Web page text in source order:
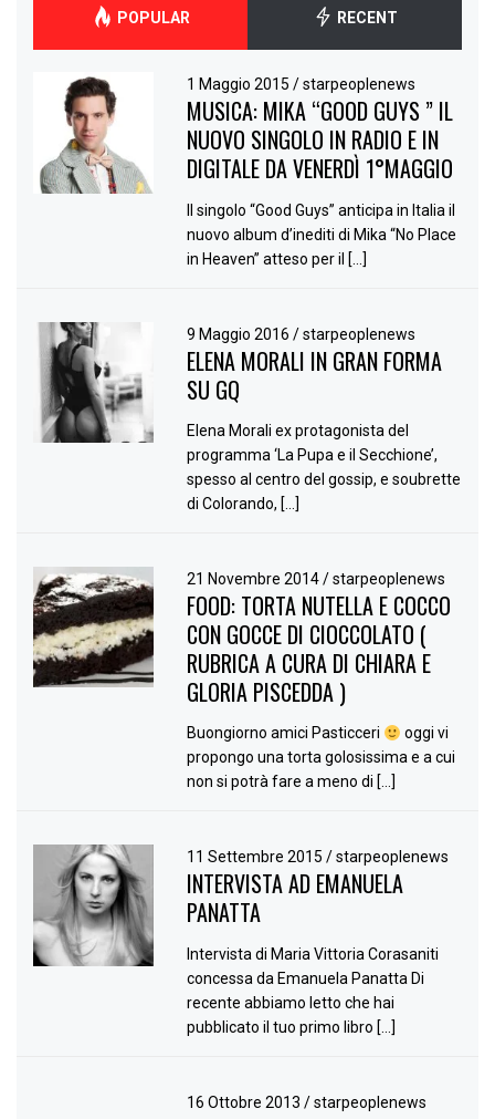
POPULAR RECENT
1 Maggio 2015/ starpeoplenews
MUSICA: MIKA “GOOD GUYS ” IL
NUOVO SINGOLO IN RADIO E IN
DIGITALE DA VENERDÌ 1°MAGGIO
Il singolo “Good Guys” anticipa in Italia il
nuovo album d’inediti di Mika “No Place
in Heaven” atteso per il […]
9 Maggio 2016/ starpeoplenews
ELENA MORALI IN GRAN FORMA
SU GQ
Elena Morali ex protagonista del
programma ‘La Pupa e il Secchione’,
spesso al centro del gossip, e soubrette
di Colorando, […]
21 Novembre 2014/ starpeoplenews
FOOD: TORTA NUTELLA E COCCO
CON GOCCE DI CIOCCOLATO (
RUBRICA A CURA DI CHIARA E
GLORIA PISCEDDA )
Buongiorno amici Pasticceri
oggi vi
propongo una torta golosissima e a cui
non si potrà fare a meno di […]
11 Settembre 2015/ starpeoplenews
INTERVISTA AD EMANUELA
PANATTA
Intervista di Maria Vittoria Corasaniti
concessa da Emanuela Panatta Di
recente abbiamo letto che hai
pubblicato il tuo primo libro […]
16 Ottobre 2013/ starpeoplenews